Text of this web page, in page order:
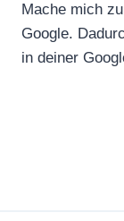
Mache mich
Google.
in deiner